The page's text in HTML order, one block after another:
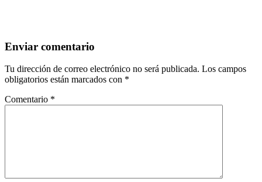
Enviar comentario
Tu dirección de correo electrónico no será publicada. Los campos
obligatorios están marcados con *
Comentario *